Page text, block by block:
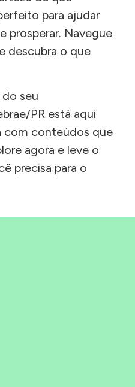
para ajudar
prosperar. Navegue
descubra o que
seu
PR está aqui
com conteúdos que
agora e leve o
precisa para o